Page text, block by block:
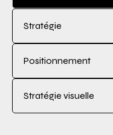
Stratégie
Positionnement
Stratégie visuelle